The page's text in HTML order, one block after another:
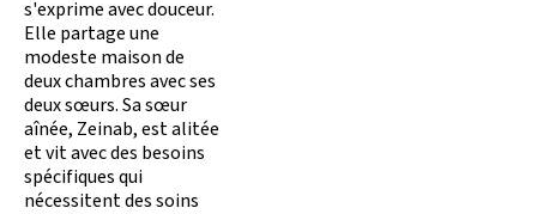
s'exprime avec douceur.
Elle partage une
modeste maison de
deux chambres avec ses
deux sœurs. Sa sœur
aînée, Zeinab, est alitée
et vit avec des besoins
spécifiques qui
nécessitent des soins